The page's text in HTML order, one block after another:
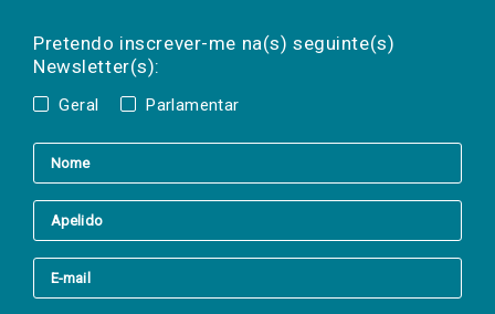
Pretendo inscrever-me na(s) seguinte(s)
Newsletter(s):
Geral Parlamentar
a(s) newsletter(s).
mail